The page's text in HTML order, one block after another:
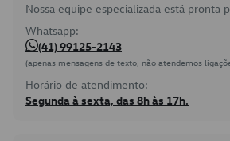
Nossa equipe especializada está pronta
Whatsapp:
(41) 99125-2143
(apenas mensagens de texto, não atendemos
Horário de atendimento:
Segunda à sexta, das 8h às 17h.